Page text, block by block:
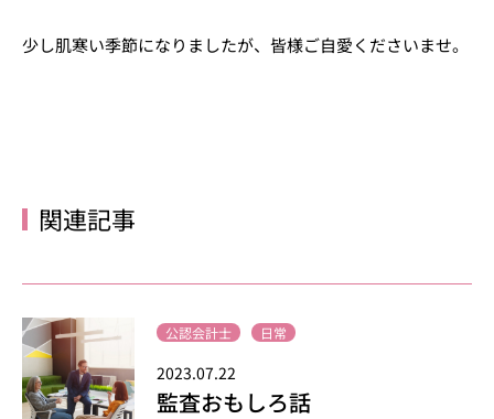
少し肌寒い季節になりましたが、皆様ご自愛くださいませ。
関連記事
公認会計士 日常
2023.07.22
監査おもしろ話